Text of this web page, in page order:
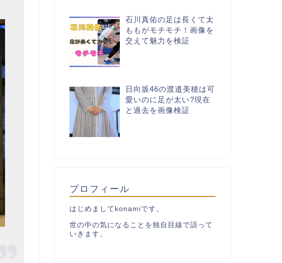
石川真佑の足は長くて太
ももがモチモチ！画像を
交えて魅力を検証
日向坂46の渡邉美穂は可
愛いのに足が太い?現在
と過去を画像検証
プロフィール
はじめましてkonamiです。
世の中の気になることを独自目線で語って
いきます。